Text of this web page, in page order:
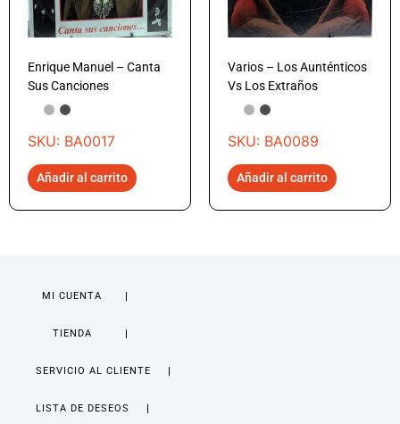
Enrique Manuel – Canta
Sus Canciones
SKU: BA0017
Añadir al carrito
Varios – Los Aunténticos
Vs Los Extraños
SKU: BA0089
Añadir al carrito
MI CUENTA
TIENDA
SERVICIO AL CLIENTE
LISTA DE DESEOS